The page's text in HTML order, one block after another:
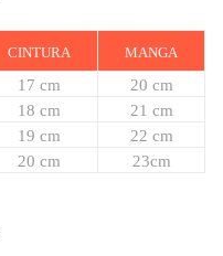
CINTURA MANGA
17 cm
20 cm
18 cm
21 cm
19 cm
22 cm
20 cm 23cm